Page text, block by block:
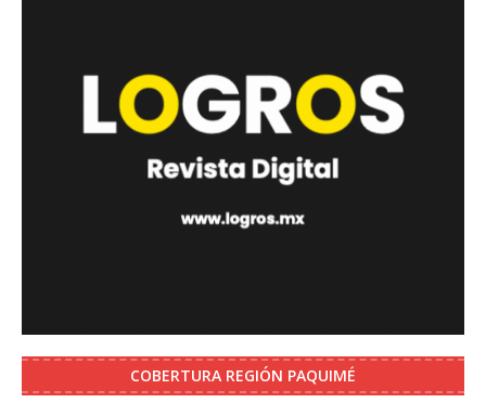
COBERTURA REGIÓN PAQUIMÉ